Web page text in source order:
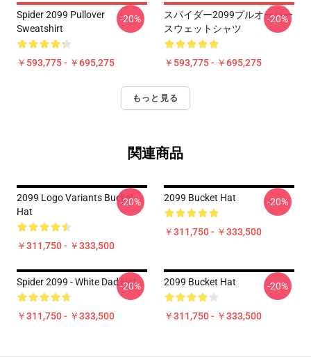
Spider 2099 Pullover
Sweatshirt
￥593,775 - ￥695,275
-20%
スパイダー2099プルオーバー
スウェットシャツ
￥593,775 - ￥695,275
-20%
もっと見る
関連商品
2099 Logo Variants Bucket
Hat
￥311,750 - ￥333,500
-20% 2099 Bucket Hat
￥311,750 - ￥333,500
-20%
Spider 2099 - White Dad Hat
￥311,750 - ￥333,500
-20% 2099 Bucket Hat
￥311,750 - ￥333,500
-20%